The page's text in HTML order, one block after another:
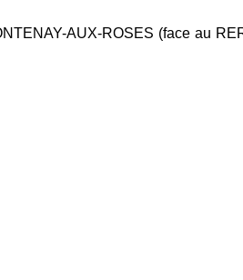
AUX-ROSES (face au